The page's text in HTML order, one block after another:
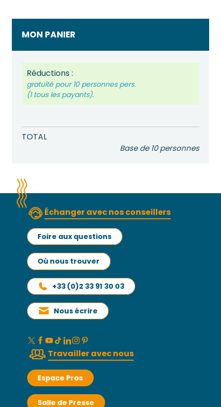
MON PANIER
Réductions :
gratuité pour 10 personnespers.
(1 tous les payants).
TOTAL
Base de 10 personnes
Échanger avec nos conseillers
Foire aux questions
Où nous trouver
+33 (0)2 33 91 30 03
Nous écrire
Travailler avec nous
Espace Pros
Salle de Presse